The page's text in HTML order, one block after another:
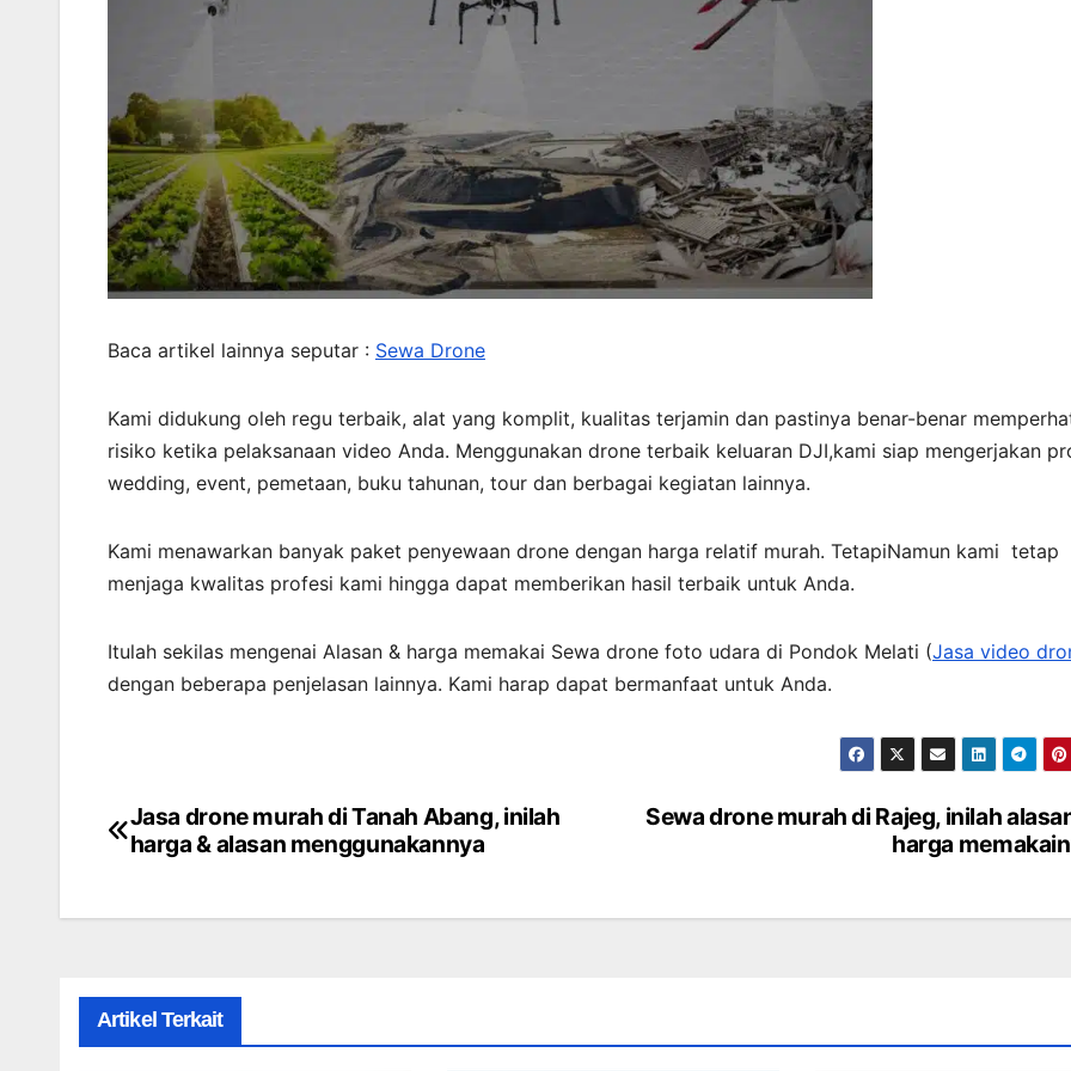
Baca artikel lainnya seputar : Sewa Drone
Kami didukung oleh regu terbaik, alat yang komplit, kualitas terjamin dan pastinya benar-benar
risiko ketika pelaksanaan video Anda. Menggunakan drone terbaik keluaran DJI,kami siap mengerjakan
wedding, event, pemetaan, buku tahunan, tour dan berbagai kegiatan lainnya.
Kami menawarkan banyak paket penyewaan drone dengan harga relatif murah. TetapiNamun kami tetap
menjaga kwalitas profesi kami hingga dapat memberikan hasil terbaik untuk Anda.
Itulah sekilas mengenai Alasan & harga memakai Sewa drone foto udara di Pondok Melati (Jasa video
dengan beberapa penjelasan lainnya. Kami harap dapat bermanfaat untuk Anda.
Post
Sewa drone murah di Rajeg, inilah
harga
Jasa drone murah di Tanah Abang, inilah
harga & alasan menggunakannya
Artikel Terkait